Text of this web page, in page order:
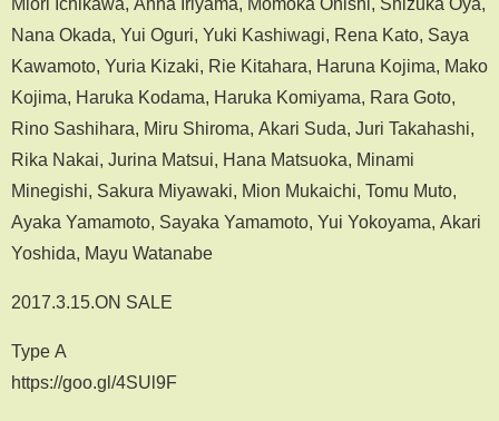
Nana Okada, Yui Oguri, Yuki Kashiwagi, Rena Kato, Saya
Kawamoto, Yuria Kizaki, Rie Kitahara, Haruna Kojima, Mako
Kojima, Haruka Kodama, Haruka Komiyama, Rara Goto,
Rino Sashihara, Miru Shiroma, Akari Suda, Juri Takahashi,
Rika Nakai, Jurina Matsui, Hana Matsuoka, Minami
Minegishi, Sakura Miyawaki, Mion Mukaichi, Tomu Muto,
Ayaka Yamamoto, Sayaka Yamamoto, Yui Yokoyama, Akari
Yoshida, Mayu Watanabe
2017.3.15.ON SALE
Type A
https://goo.gl/4SUl9F